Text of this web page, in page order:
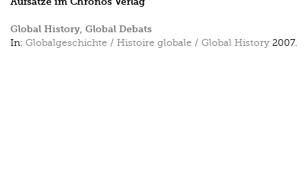
Global History, Global Debats
In: Globalgeschichte / Histoire globale / Global History 2007.